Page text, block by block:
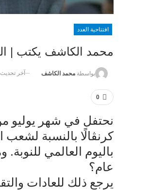
افتتاحية العدد
محمد الكاشف يكتب |
بواسطة محمد الكاشف آخر تحديث
0
نحتفل في شهر يوليو
كرنڤالًا بالنسبة
عام؟